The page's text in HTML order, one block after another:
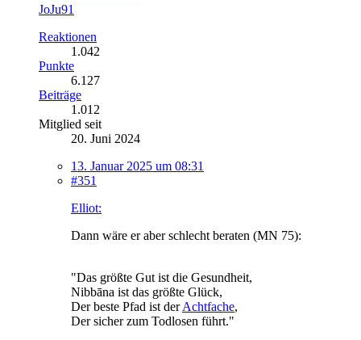
JoJu91
Reaktionen
1.042
Punkte
6.127
Beiträge
1.012
Mitglied seit
20. Juni 2024
13. Januar 2025 um 08:31
#351
Elliot:
Dann wäre er aber schlecht beraten (MN 75):
"Das größte Gut ist die Gesundheit,
Nibbāna ist das größte Glück,
Der beste Pfad ist derAchtfache,
Der sicher zum Todlosen führt."